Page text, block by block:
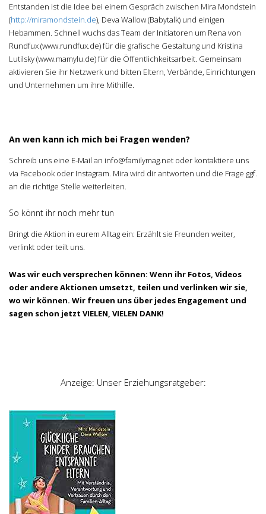
Entstanden ist die Idee bei einem Gespräch zwischen Mira Mondstein
(http://miramondstein.de), Deva Wallow (Babytalk) und einigen
Hebammen. Schnell wuchs das Team der Initiatoren um Rena von
Rundfux (www.rundfux.de) für die grafische Gestaltung und Kristina
Lutilsky (www.mamylu.de) für die Öffentlichkeitsarbeit. Gemeinsam
aktivieren Sie ihr Netzwerk und bitten Eltern, Verbände, Einrichtungen
und Unternehmen um ihre Mithilfe.
An wen kann ich mich bei Fragen wenden?
Schreib uns eine E-Mail an info@familymag.net oder kontaktiere uns
via Facebook oder Instagram. Mira wird dir antworten und die Frage ggf.
an die richtige Stelle weiterleiten.
So könnt ihr noch mehr tun
Bringt die Aktion in eurem Alltag ein: Erzählt sie Freunden weiter,
verlinkt oder teilt uns.
Was wir euch versprechen können: Wenn ihr Fotos, Videos
oder andere Aktionen umsetzt, teilen und verlinken wir sie,
wo wir können. Wir freuen uns über jedes Engagement und
sagen schon jetzt VIELEN, VIELEN DANK!
Anzeige: Unser Erziehungsratgeber: